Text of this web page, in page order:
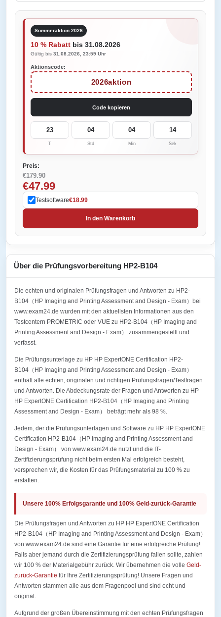
Sommeraktion 2026
10 % Rabatt bis 31.08.2026
Gültig bis 31.08.2026, 23:59 Uhr
Aktionscode:
2026aktion
Code kopieren
23
T
04
Std
04
Min
14
Sek
Preis:
€179.90
€47.99
Testsoftware€18.99
In den Warenkorb
Über die Prüfungsvorbereitung HP2-B104
Die echten und originalen Prüfungsfragen und Antworten zu HP2-
B104（HP Imaging and Printing Assessment and Design - Exam）bei
www.exam24.de wurden mit den aktuellsten Informationen aus den
Testcentern PROMETRIC oder VUE zu HP2-B104（HP Imaging and
Printing Assessment and Design - Exam） zusammengestellt und
verfasst.
Die Prüfungsunterlage zu HP HP ExpertONE Certification HP2-
B104（HP Imaging and Printing Assessment and Design - Exam）
enthält alle echten, originalen und richtigen Prüfungsfragen/Testfragen
und Antworten. Die Abdeckungsrate der Fragen und Antworten zu HP
HP ExpertONE Certification HP2-B104（HP Imaging and Printing
Assessment and Design - Exam） beträgt mehr als 98 %.
Jedem, der die Prüfungsunterlagen und Software zu HP HP ExpertONE
Certification HP2-B104（HP Imaging and Printing Assessment and
Design - Exam） von www.exam24.de nutzt und die IT-
Zertifizierungsprüfung nicht beim ersten Mal erfolgreich besteht,
versprechen wir, die Kosten für das Prüfungsmaterial zu 100 % zu
erstatten.
Unsere 100% Erfolgsgarantie und 100% Geld-zurück-Garantie
Die Prüfungsfragen und Antworten zu HP HP ExpertONE Certification
HP2-B104（HP Imaging and Printing Assessment and Design - Exam）
von www.exam24.de sind eine Garantie für eine erfolgreiche Prüfung!
Falls aber jemand durch die Zertifizierungsprüfung fallen sollte, zahlen
wir 100 % der Materialgebühr zurück. Wir übernehmen die volle Geld-
zurück-Garantie für Ihre Zertifizierungsprüfung! Unsere Fragen und
Antworten stammen alle aus dem Fragenpool und sind echt und
original.
Aufgrund der großen Übereinstimmung mit den echten Prüfungsfragen